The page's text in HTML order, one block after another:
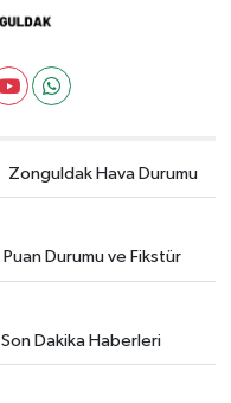
Zonguldak Hava Durumu
Puan Durumu ve Fikstür
Son Dakika Haberleri